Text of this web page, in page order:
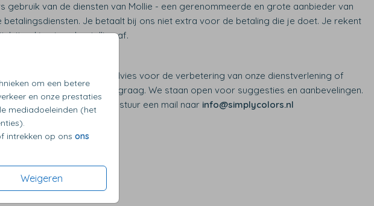
om een betere
en onze prestaties
mediadoeleinden (het
intrekken op ons ons
Weigeren
gebruik van de diensten van Mollie - een gerenommeerde en grote aanbieder van
betalingsdiensten. Je betaalt bij ons niet extra voor de betaling die je doet. Je rekent
je eigen bestelling af.
je tips voor Simply Colors, advies voor de verbetering van onze dienstverlening of
vragen, dan horen wij die graag. We staan open voor suggesties en aanbevelingen.
op +31 (0)35 603 82 10 of stuur een mail naar info@simplycolors.nl